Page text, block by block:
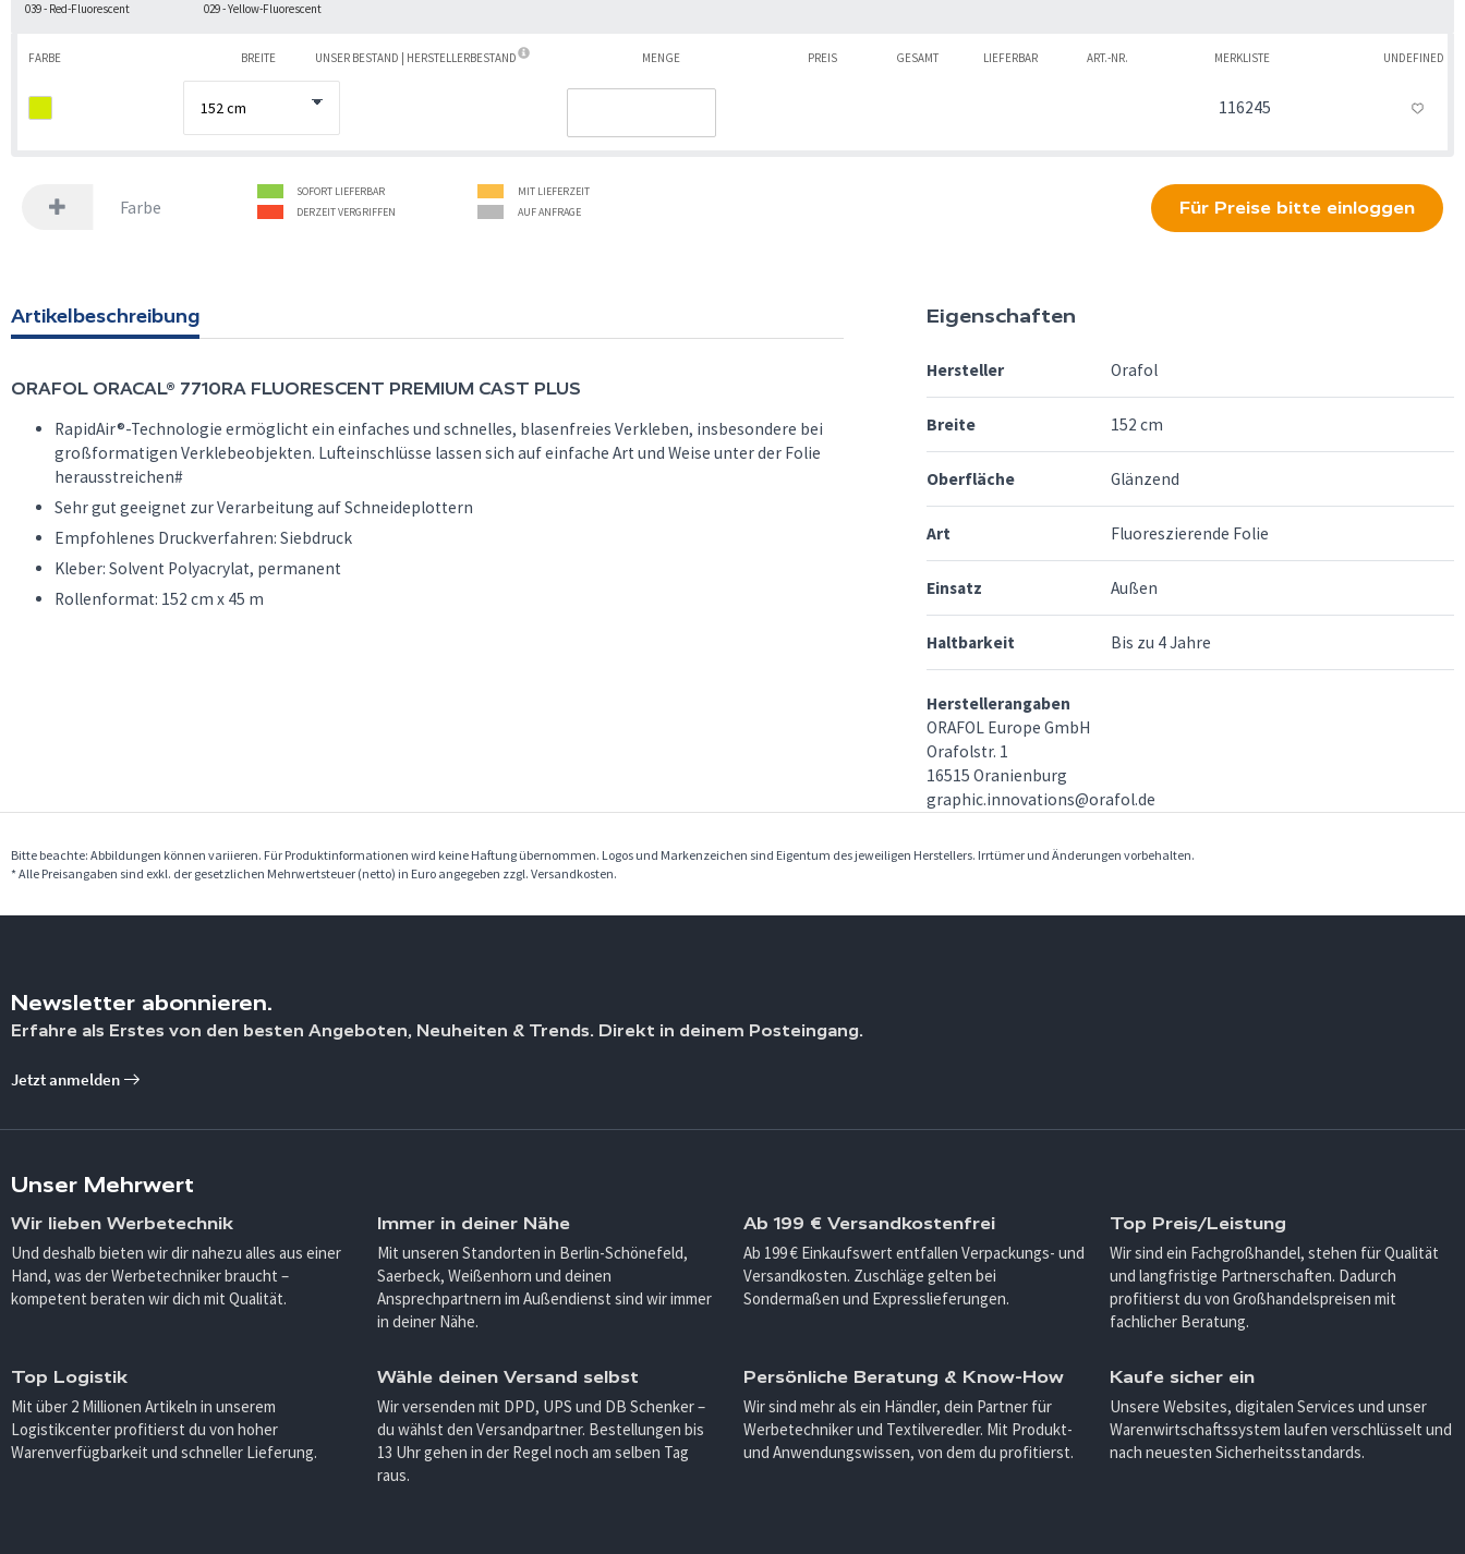
039 - Red-Fluorescent 029 - Yellow-Fluorescent
FARBE BREITE UNSER BESTAND | HERSTELLERBESTAND MENGE PREIS GESAMT LIEFERBAR ART.-NR. MERKLISTE
116245
UNDEFINED
Farbe
SOFORT LIEFERBAR
MIT LIEFERZEIT
DERZEIT VERGRIFFEN
AUF ANFRAGE Für Preise bitte einloggen
Artikelbeschreibung
ORAFOL ORACAL® 7710RA FLUORESCENT PREMIUM CAST PLUS
RapidAir®-Technologie ermöglicht ein einfaches und schnelles, blasenfreies Verkleben, insbesondere bei
großformatigen Verklebeobjekten. Lufteinschlüsse lassen sich auf einfache Art und Weise unter der Folie
herausstreichen#
Sehr gut geeignet zur Verarbeitung auf Schneideplottern
Empfohlenes Druckverfahren: Siebdruck
Kleber: Solvent Polyacrylat, permanent
Rollenformat: 152 cm x 45 m
Eigenschaften
Hersteller Orafol
Breite 152 cm
Oberfläche Glänzend
Art Fluoreszierende Folie
Einsatz Außen
Haltbarkeit Bis zu 4 Jahre
Herstellerangaben
ORAFOL Europe GmbH
Orafolstr. 1
16515 Oranienburg
graphic.innovations@orafol.de
Bitte beachte: Abbildungen können variieren. Für Produktinformationen wird keine Haftung übernommen. Logos und Markenzeichen sind Eigentum des jeweiligen Herstellers. Irrtümer und Änderungen vorbehalten.
* Alle Preisangaben sind exkl. der gesetzlichen Mehrwertsteuer (netto) in Euro angegeben zzgl. Versandkosten.
Newsletter abonnieren.
Erfahre als Erstes von den besten Angeboten, Neuheiten & Trends. Direkt in deinem Posteingang.
Jetzt anmelden
Unser Mehrwert
Wir lieben Werbetechnik
Und deshalb bieten wir dir nahezu alles aus einer
Hand, was der Werbetechniker braucht –
kompetent beraten wir dich mit Qualität.
Immer in deiner Nähe
Mit unseren Standorten in Berlin-Schönefeld,
Saerbeck, Weißenhorn und deinen
Ansprechpartnern im Außendienst sind wir immer
in deiner Nähe.
Ab 199 € Versandkostenfrei
Ab 199 € Einkaufswert entfallen Verpackungs- und
Versandkosten. Zuschläge gelten bei
Sondermaßen und Expresslieferungen.
Top Preis/Leistung
Wir sind ein Fachgroßhandel, stehen für Qualität
und langfristige Partnerschaften. Dadurch
profitierst du von Großhandelspreisen mit
fachlicher Beratung.
Top Logistik
Mit über 2 Millionen Artikeln in unserem
Logistikcenter profitierst du von hoher
Warenverfügbarkeit und schneller Lieferung.
Wähle deinen Versand selbst
Wir versenden mit DPD, UPS und DB Schenker –
du wählst den Versandpartner. Bestellungen bis
13 Uhr gehen in der Regel noch am selben Tag
raus.
Persönliche Beratung & Know-How
Wir sind mehr als ein Händler, dein Partner für
Werbetechniker und Textilveredler. Mit Produkt-
und Anwendungswissen, von dem du profitierst.
Kaufe sicher ein
Unsere Websites, digitalen Services und unser
Warenwirtschaftssystem laufen verschlüsselt und
nach neuesten Sicherheitsstandards.